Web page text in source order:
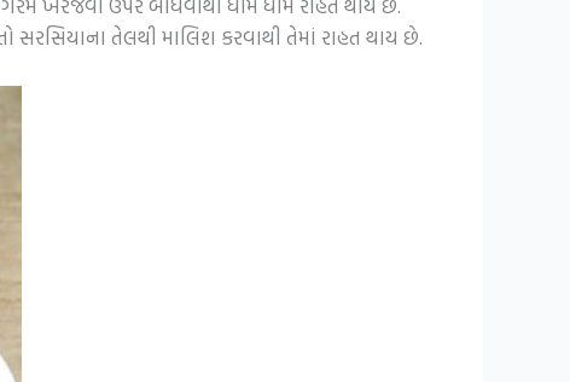
તેલથી માલિશ કરવાથી તેમાં રાહત થાય છે.